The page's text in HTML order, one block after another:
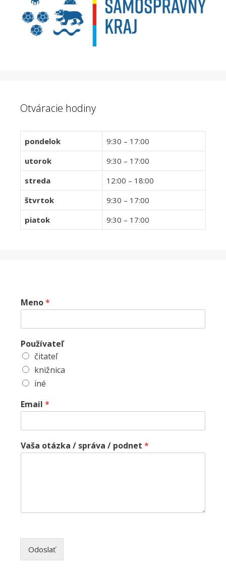
Otváracie hodiny
pondelok
9:30 – 17:00
utorok
9:30 – 17:00
streda
12:00 – 18:00
štvrtok
9:30 – 17:00
piatok
9:30 – 17:00
Meno*
Používateľ
čitateľ
knižnica
iné
Email *
Vaša otázka / správa / podnet *
Odoslať